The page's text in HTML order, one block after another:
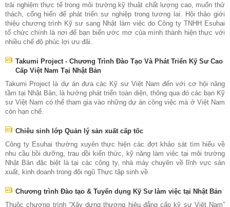
trải nghiệm thực tế trong môi trường kỹ thuật chất lượng cao, muốn thử
thách, cống hiến để phát triển sự nghiệp trong tương lai. Hội thảo giới
thiệu chương trình Kỹ sư sang Nhật làm việc do Công ty TNHH Esuhai
tổ chức chính là nơi để bạn biến ước mơ của mình thành hiện thực với
nhiều chế độ phúc lợi ưu đãi.
Takumi Project - Chương Trình Đào Tạo Và Phát Triển Kỹ Sư Cao
Cấp Việt Nam Tại Nhật Bản
Takumi Project là dự án đưa các Kỹ sư Việt Nam đến với cơ hội nâng
tầm tại Nhật Bản; là hướng phát triển toàn diện, thông qua đó các bạn Kỹ
sư Việt Nam có thể tham gia vào những dự án công việc mà ở Việt Nam
còn hạn chế.
Chiêu sinh lớp Quản lý sản xuất cấp tốc
Công ty Esuhai thường xuyên thực hiện các đợt khảo sát tìm hiểu về
nhu cầu bồi dưỡng, trau dồi kiến thức, kỹ năng làm việc tại môi trường
Nhật Bản đặc biệt là tại các công ty, nhà máy chuyên về lĩnh vực sản
xuất, kinh doanh trong đội ngũ Thực tập sinh về
Chương trình Đào tạo & Tuyển dụng Kỹ Sư làm việc tại Nhật Bản
Thuộc chương trình “Xây dựng thương hiệu đẳng cấp kỹ sư Việt Nam”